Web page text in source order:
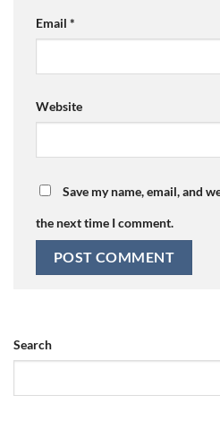
Email *
Website
Save my name, email, and
the next time I comment.
Search